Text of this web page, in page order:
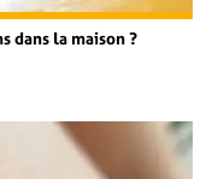
dans la maison ?